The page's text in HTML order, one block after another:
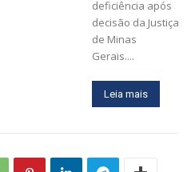
deficiência após
decisão da Justiça
de Minas
Gerais....
Leia mais